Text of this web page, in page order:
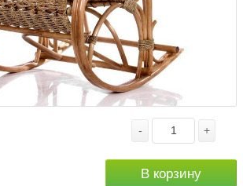
- +
В корзину